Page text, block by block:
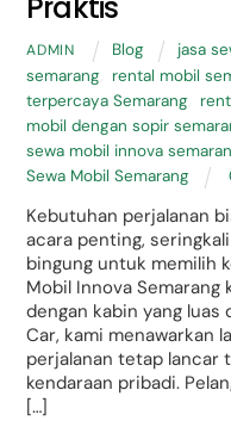
Praktis
ADMIN Blog jasa
semarang
rental mobil
terpercaya Semarang
mobil dengan sopir
sewa mobil innova
Sewa Mobil Semarang
Kebutuhan perjalanan
acara penting,
bingung untuk memilih
Mobil Innova
dengan kabin yang luas
Car, kami menawarkan
perjalanan tetap lancar
kendaraan pribadi.
[…]